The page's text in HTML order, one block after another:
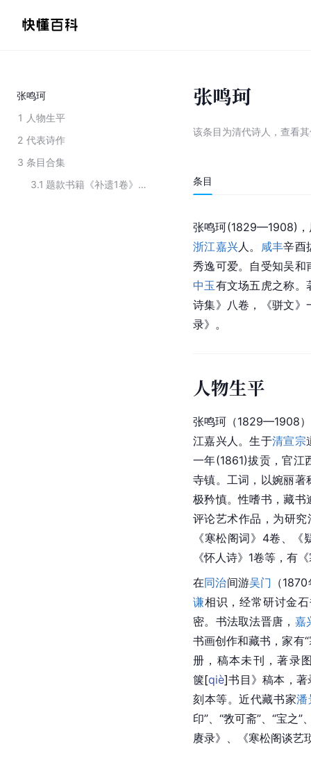
张鸣珂
1 人物生平
2 代表诗作
3 条目合集
3.1
题款书籍《补遗1卷》的主要人物
张鸣珂
该条目为清代诗人 ， 查看
条目
张鸣珂(1829—1908)，
浙江嘉兴人。 咸丰辛酉
秀逸可爱。自受知吴
中玉有文场五虎之称。
诗集》八卷，《骈文》
录》。
人物生平
张鸣珂（1829—1908）
江嘉兴人。生于清宣宗
一年(1861)拔贡，官江
寺镇。工词，以婉丽著
极矜慎。性嗜书，藏
评论艺术作品，为研
《寒松阁词》4卷、
《怀人诗》1卷等，有
在同治间游吴门 （
谦相识，经常研讨金
密。书法取法晋唐， 嘉
书画创作和藏书，家有
册，稿本未刊，著录
箧[qiè]书目》稿本，
刻本等。近代藏书家潘
印”、“敩可斋”、“宝之
赓录》、《寒松阁谈艺